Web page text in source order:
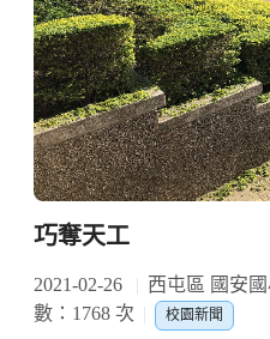
巧奪天工
2021-02-26 西屯區 國安
數：1768 次
校園新聞